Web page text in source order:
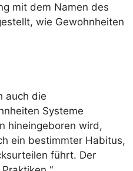
mit dem Namen des
wie Gewohnheiten
auch die
Systeme
hineingeboren wird,
ein bestimmter Habitus,
führt. Der